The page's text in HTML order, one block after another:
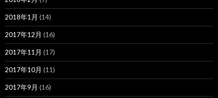
2018年1月 (14)
2017年12月 (16)
2017年11月 (17)
2017年10月 (11)
2017年9月 (16)